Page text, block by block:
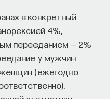
в конкретный
4%,
перееданием — 2%
у мужчин
(ежегодно